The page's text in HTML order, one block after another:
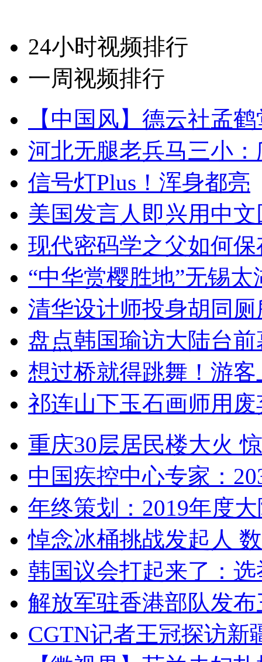
24小时视频排行
一周视频排行
【中国风】德云社孟
河北无腿老兵马三小
信号灯Plus！浑身都亮
美国发言人即兴用中
现代密码学之父如何
“中华赏樱胜地”无锡
清华设计师投身胡同
盘点韩国瑜访大陆台
想过桥就得跳舞！游客
祁连山下玉石画师用
重庆30层居民楼大火
中国疾控中心专家：
年终策划：2019年度
悼念冰桶挑战发起人
韩国议会打起来了：
解放军驻香港部队发
CGTN记者王冠探访新